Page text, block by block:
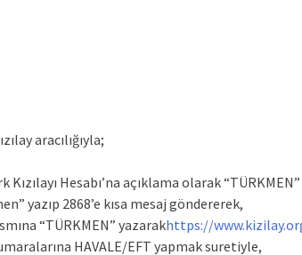
aracılığıyla;
Hesabı’na açıklama olarak
yazıp 2868’e kısa mesaj göndererek,
“TÜRKMEN” yazarakhttps://
HAVALE/EFT yapmak suretiyle,